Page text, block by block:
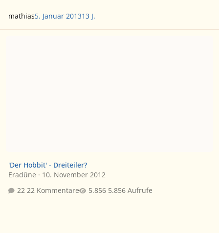
mathias5. Januar 201313 J.
'Der Hobbit' - Dreiteiler?
Eradûne · 10. November 2012
22 Kommentare
5.856 Aufrufe